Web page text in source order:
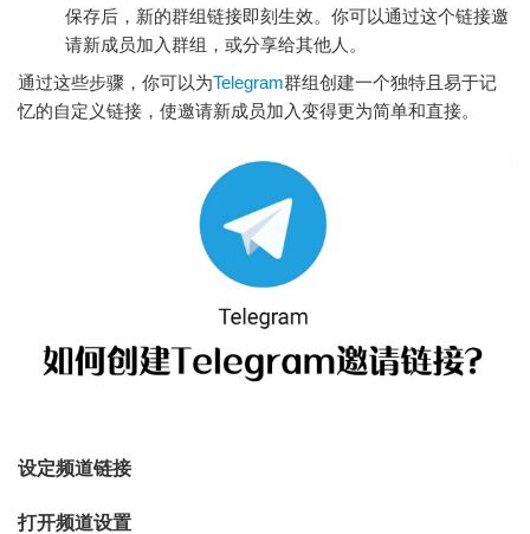
保存后，新的群组链接即刻生效。你可以通过这个链接邀
请新成员加入群组，或分享给其他人。
通过这些步骤，你可以为Telegram群组创建一个独特且易于记
忆的自定义链接，使邀请新成员加入变得更为简单和直接。
设定频道链接
打开频道设置